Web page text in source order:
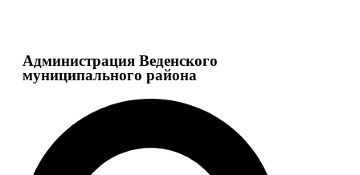
Администрация Веденского
муниципального района